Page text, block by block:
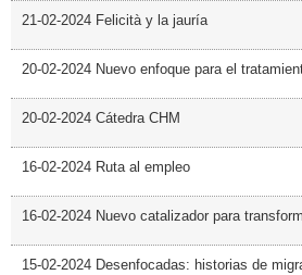
21-02-2024 Felicità y la jauría
20-02-2024 Nuevo enfoque para el
20-02-2024 Cátedra CHM
16-02-2024 Ruta al empleo
16-02-2024 Nuevo catalizador para
15-02-2024 Desenfocadas: historias de